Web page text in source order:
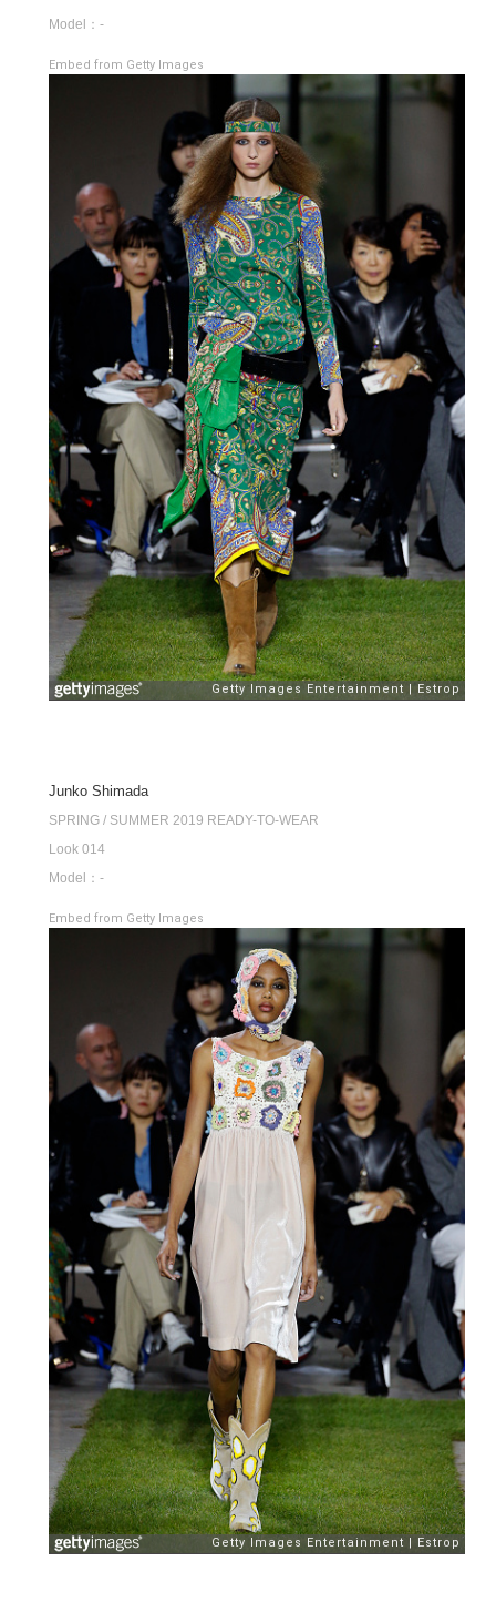
Model：-
Embed from Getty Images
Junko Shimada
SPRING / SUMMER 2019 READY-TO-WEAR
Look 014
Model：-
Embed from Getty Images